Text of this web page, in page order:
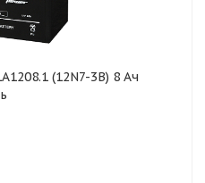
(12N7-3B) 8 Ач